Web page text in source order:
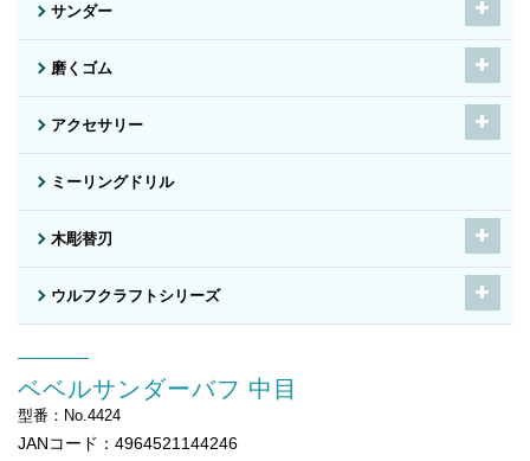
サンダー
磨くゴム
アクセサリー
ミーリングドリル
木彫替刃
ウルフクラフトシリーズ
ベベルサンダーバフ 中目
型番：No.4424
JANコード：4964521144246